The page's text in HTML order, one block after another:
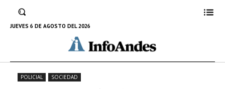
JUEVES 6 DE AGOSTO DEL 2026
desaparecidos hace 30 años en
Paccha – Huancayo
14 DE NOVIEMBRE DE 2022
POLICIAL SOCIEDAD